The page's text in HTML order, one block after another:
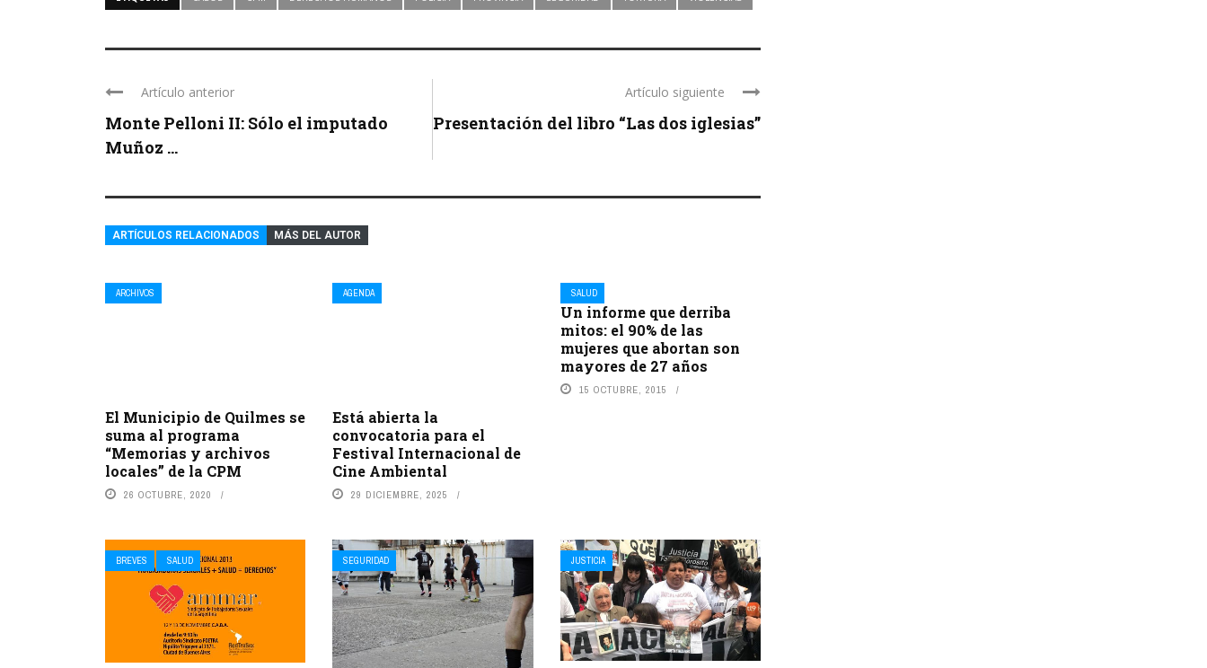
Artículo anterior
Monte Pelloni II: Sólo el imputado
Muñoz ...
Artículo siguiente
Presentación del libro “Las dos iglesias”
ARTÍCULOS RELACIONADOS MÁS DEL AUTOR
ARCHIVOS
El Municipio de Quilmes se
suma al programa
“Memorias y archivos
locales” de la CPM
26 OCTUBRE, 2020
AGENDA
Está abierta la
convocatoria para el
Festival Internacional de
Cine Ambiental
29 DICIEMBRE, 2025
SALUD
Un informe que derriba
mitos: el 90% de las
mujeres que abortan son
mayores de 27 años
15 OCTUBRE, 2015
BREVES SALUD SEGURIDAD JUSTICIA